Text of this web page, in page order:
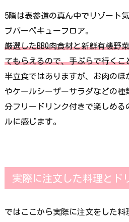
5階は表参道の真ん中でリゾート
プバーベキューフロア。
厳選したBBQ肉食材と新鮮有機野
てもらえるので、手ぶらで行くこ
半立食ではありますが、お肉のほ
やケールシーザーサラダなどの種
分フリードリンク付きで楽しめる
ルに感じます。
実際に注文した料理とド
ではここから実際に注文をした料